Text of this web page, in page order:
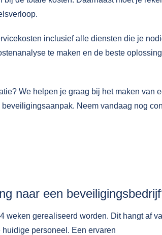
inclusief alle diensten die je
te maken en de beste
We helpen je graag bij het maken van
Neem vandaag nog
naar een
weken gerealiseerd worden. Dit hangt af
personeel. Een ervaren